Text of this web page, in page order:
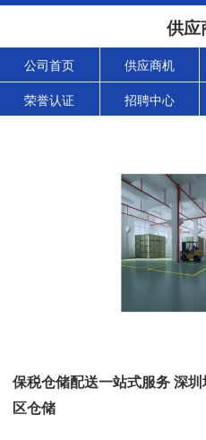
供应
公司首页 供应商机
荣誉认证 招聘中心
保税仓储配送一站式服务 深
区仓储